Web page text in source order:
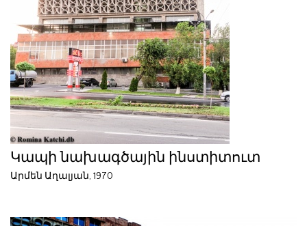
Կապի նախագծային ինստիտուտ
Արմեն Աղալյան, 1970